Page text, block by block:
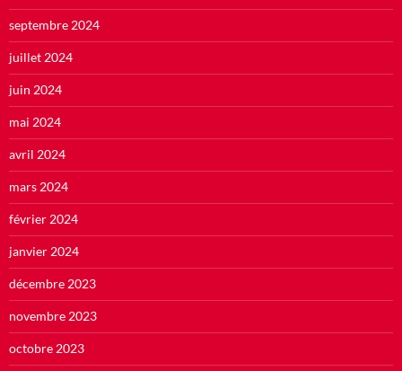
septembre 2024
juillet 2024
juin 2024
mai 2024
avril 2024
mars 2024
février 2024
janvier 2024
décembre 2023
novembre 2023
octobre 2023